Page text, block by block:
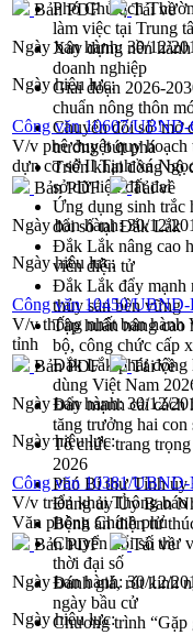
Phó Chủ tịch
làm việc tại Trung
Xây dựng nền
doanh nghiệp
Giai đoạn 2026-
chuẩn nông thôn
Chuyển đổi số 'mở
trưởng bứt phá
Triển khai đồng bộ
sở dữ liệu đất đai
Ứng dụng sinh trắc
đổi số tại Đắk Lắk
Đắk Lắk nâng cao
viên điện tử
Đắk Lắk đẩy mạnh
thủy sản bền vững
Tập huấn nâng cao
bộ, công chức cấp
Đắk Lắk phát động
dùng Việt Nam
Đẩy mạnh cải cách
tăng trưởng hai con
Tổ chức trang
2026
Phó Bí thư Tỉnh
Đảng ủy Ủy Ban
Bệnh án điện tử
Chuyển đổi số thư
thời đại số
Đánh giá, rút kinh
ngày bầu cử
Chương trình
Bản PDF
Tải về
Ngày ban hành: 30/12/
Ngày hiệu lực:
Công văn 10607/
V/v phê duyệt quy
dựn cơ sở II Tịnh xá
Bản PDF
Tải về
Ngày ban hành:30/12/
Ngày hiệu lực:
Công văn 10450/
V/v thống nhất ban
tỉnh
Bản PDF
Tải về
Ngày ban hành:30/12/
Ngày hiệu lực:
Công văn 10381/
V/v triển khai Thông báo
Văn phòng Chính phủ
Bản PDF
Tải về
Ngày ban hành:30/12/
Ngày hiệu lực: